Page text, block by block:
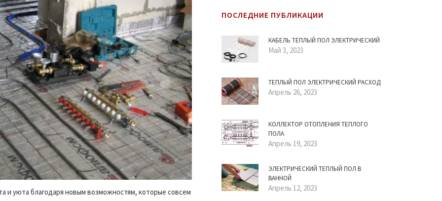
и уюта благодаря новым возможностям, которые совсем
ПОСЛЕДНИЕ ПУБЛИКАЦИИ
КАБЕЛЬ ТЕПЛЫЙ ПОЛ ЭЛЕКТРИЧЕСКИЙ
Май 3, 2023
ТЕПЛЫЙ ПОЛ ЭЛЕКТРИЧЕСКИЙ РАСХОД
Апрель 26, 2023
КОЛЛЕКТОР ОТОПЛЕНИЯ ТЕПЛОГО
ПОЛА
Апрель 19, 2023
ЭЛЕКТРИЧЕСКИЙ ТЕПЛЫЙ ПОЛ В
ВАННОЙ
Апрель 12, 2023